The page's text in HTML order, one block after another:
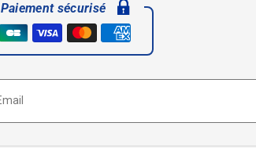
Paiement sécurisé